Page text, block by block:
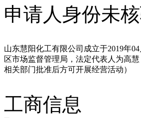
申请人身份未
山东慧阳化工有限公司成立于2019年
区市场监督管理局，法定代表人为高
相关部门批准后方可开展经营活动）
工商信息